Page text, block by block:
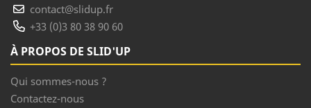
contact@slidup.fr
+33 (0)3 80 38 90 60
À PROPOS DE SLID'UP
Qui sommes-nous ?
Contactez-nous